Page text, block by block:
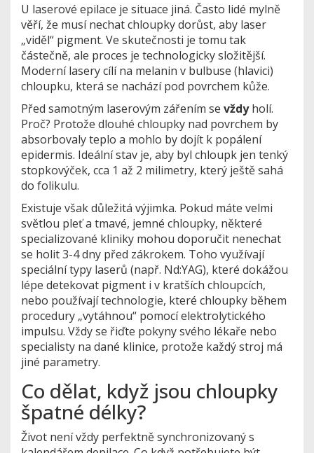
U laserové epilace je situace jiná. Často lidé mylně
věří, že musí nechat chloupky dorůst, aby laser
„viděl“ pigment. Ve skutečnosti je tomu tak
částečně, ale proces je technologicky složitější.
Moderní lasery cílí na melanin v bulbuse (hlavici)
chloupku, která se nachází pod povrchem kůže.
Před samotným laserovým zářením se vždyholí.
Proč? Protože dlouhé chloupky nad povrchem by
absorbovaly teplo a mohlo by dojít k popálení
epidermis. Ideální stav je, aby byl chloupk jen tenký
stopkovýček, cca 1 až 2 milimetry, který ještě sahá
do folikulu.
Existuje však důležitá výjimka. Pokud máte velmi
světlou pleť a tmavé, jemné chloupky, některé
specializované kliniky mohou doporučit nenechat
se holit 3-4 dny před zákrokem. Toho využívají
speciální typy laserů (např. Nd:YAG), které dokážou
lépe detekovat pigment i v kratších chloupcích,
nebo používají technologie, které chloupky během
procedury „vytáhnou“ pomocí elektrolytického
impulsu. Vždy se řiďte pokyny svého lékaře nebo
specialisty na dané klinice, protože každý stroj má
jiné parametry.
Co dělat, když jsou chloupky
špatné délky?
Život není vždy perfektně synchronizovaný s